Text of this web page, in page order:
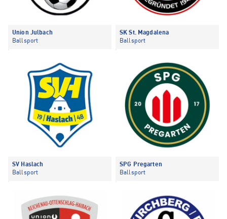
Union Julbach
Ballsport
SK St. Magdalena
Ballsport
SV Haslach
Ballsport
SPG Pregarten
Ballsport